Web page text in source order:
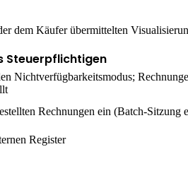
dem Käufer übermittelten
Steuerpflichtigen
Nichtverfügbarkeitsmodus;
Rechnungen ein (Batch-Sitzung
Register